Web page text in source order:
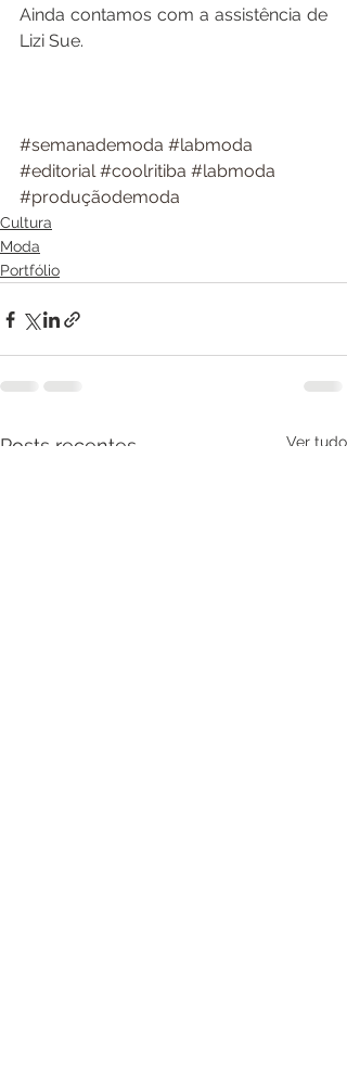
Ainda contamos com a assistência de
Lizi Sue.
#semanademoda #labmoda
#editorial #coolritiba #labmoda
#produçãodemoda
Cultura
Moda
Portfólio
Posts recentes Ver tudo